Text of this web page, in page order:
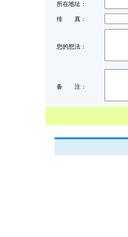
所在地址：
传 真：
您的想法：
备 注：